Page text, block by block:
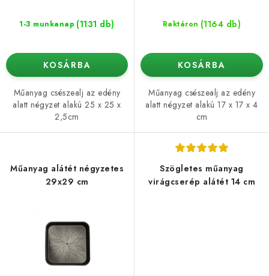
1-3 munkanap (1131 db)
KOSÁRBA
Műanyag csészealj az edény
alatt négyzet alakú 25 x 25 x
2,5cm
Raktáron (1164 db)
KOSÁRBA
Műanyag csészealj az edény
alatt négyzet alakú 17 x 17 x 4
cm
Műanyag alátét négyzetes
29x29 cm
Szögletes műanyag
virágcserép alátét 14 cm